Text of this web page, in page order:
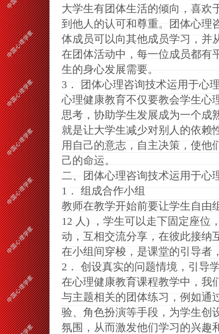
大学生有团体生活的倾向，喜欢
到他人的认可和尊重。
团体心理
体成员可以向其他成员学习，并
在团体活动中，每一位成员都有
生的身心发展需要。
3 ．
团体心理咨询技术运用于心
心理健康教育不仅要教会学生心
思考，协助学生发展成为一个成
就是让大学生减少对别人的依赖
用自己的意志，自主决策，使他
己的命运。
二、
团体心理咨询技术运用于心
1 ． 组成合作小组
教师在教学开始前要让学生自由
12 人)
，学生可以走下固定座位
动，互相交流分享，在彼此接纳
在小组间穿梭，是课堂的引导者
2 ． 创设真实的问题情境，引导
在心理健康教育课程教学中，我
与主题相关的团体练习，例如通
验、 角色扮演等手段，为学生创
氛围，从而激发他们学习的兴趣